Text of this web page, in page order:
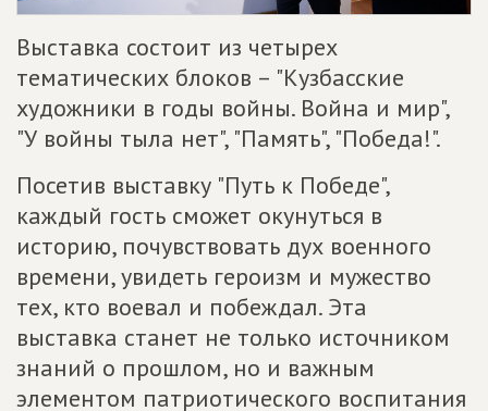
Выставка состоит из четырех
тематических блоков – "Кузбасские
художники в годы войны. Война и мир",
"У войны тыла нет", "Память", "Победа!".
Посетив выставку "Путь к Победе",
каждый гость сможет окунуться в
историю, почувствовать дух военного
времени, увидеть героизм и мужество
тех, кто воевал и побеждал. Эта
выставка станет не только источником
знаний о прошлом, но и важным
элементом патриотического воспитания